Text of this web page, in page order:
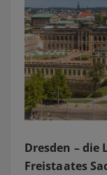
Dresden – die
Freistaates